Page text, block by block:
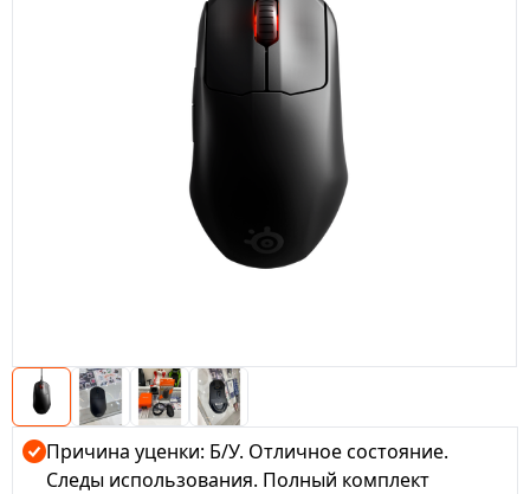
Причина уценки: Б/У. Отличное состояние.
Следы использования. Полный комплект